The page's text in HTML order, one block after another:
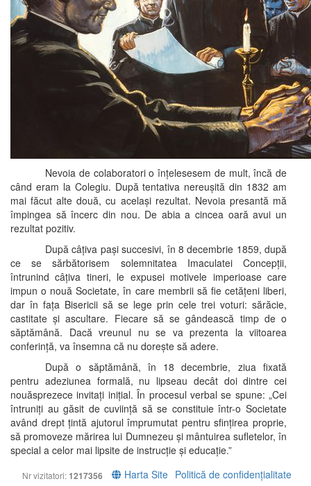
Nevoia de colaboratori o înțelesesem de mult, încă de
când eram la Colegiu. După tentativa nereușită din 1832 am
mai făcut alte două, cu același rezultat. Nevoia presantă mă
împingea să încerc din nou. De abia a cincea oară avui un
rezultat pozitiv.
După câțiva pași succesivi, în 8 decembrie 1859, după
ce se sărbătorisem solemnitatea Imaculatei Concepții,
întrunind câțiva tineri, le expusei motivele imperioase care
impun o nouă Societate, în care membrii să fie cetățeni liberi,
dar în fața Bisericii să se lege prin cele trei voturi: sărăcie,
castitate și ascultare. Fiecare să se gândească timp de o
săptămână. Dacă vreunul nu se va prezenta la viitoarea
conferință, va însemna că nu dorește să adere.
După o săptămână, în 18 decembrie, ziua fixată
pentru adeziunea formală, nu lipseau decât doi dintre cei
nouăsprezece invitați inițial. În procesul verbal se spune: „Cei
întruniți au găsit de cuviință să se constituie într-o Societate
având drept țintă ajutorul împrumutat pentru sfințirea proprie,
să promoveze mărirea lui Dumnezeu și mântuirea sufletelor, în
special a celor mai lipsite de instrucție și educație.”
Nr vizitatori: 1217356 Harta Site Politică de confidențialitate